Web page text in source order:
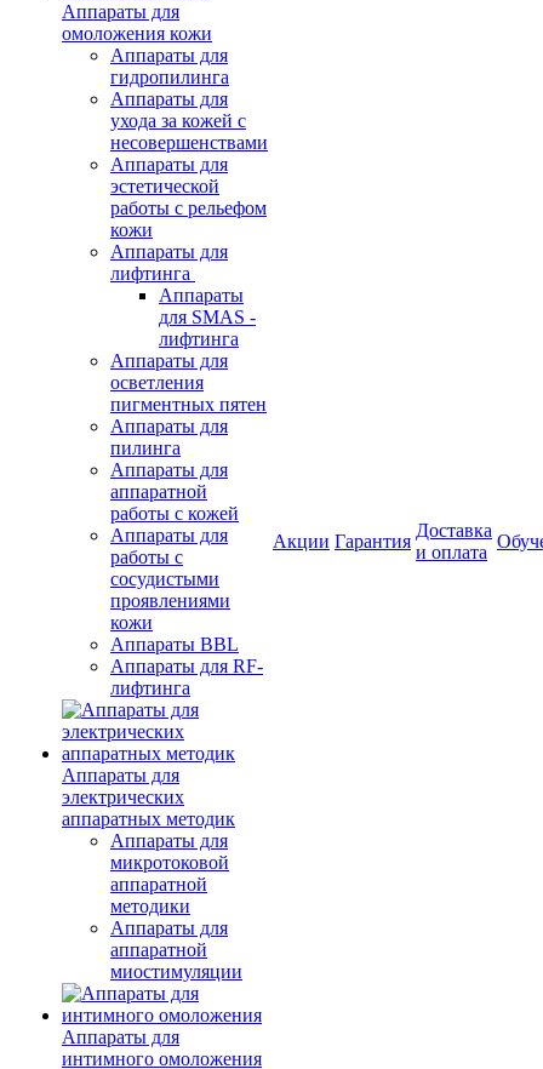
Аппараты для
омоложения кожи
Аппараты для
гидропилинга
Аппараты для
ухода за кожей с
несовершенствами
Аппараты для
эстетической
работы с рельефом
кожи
Аппараты для
лифтинга
Аппараты
для SMAS -
лифтинга
Аппараты для
осветления
пигментных пятен
Аппараты для
пилинга
Аппараты для
аппаратной
работы с кожей
Аппараты для
работы с
сосудистыми
проявлениями
кожи
Аппараты BBL
Аппараты для RF-
лифтинга
Аппараты для
электрических
аппаратных методик
Аппараты для
микротоковой
аппаратной
методики
Аппараты для
аппаратной
миостимуляции
Аппараты для
интимного омоложения
Акции Гарантия
Доставка
и оплата